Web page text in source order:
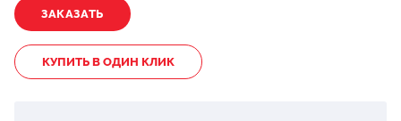
КУПИТЬ В ОДИН КЛИК